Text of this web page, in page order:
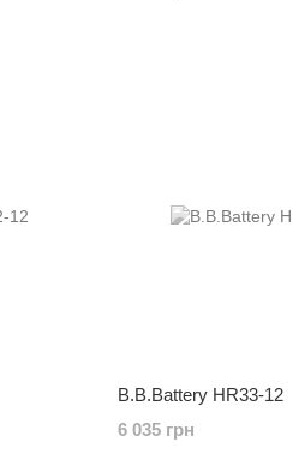
B.B.Battery HR33-12
6 035 грн